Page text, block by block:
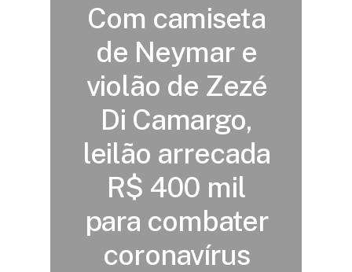
Com camiseta
de Neymar e
violão de Zezé
Di Camargo,
leilão arrecada
R$ 400 mil
para combater
coronavírus